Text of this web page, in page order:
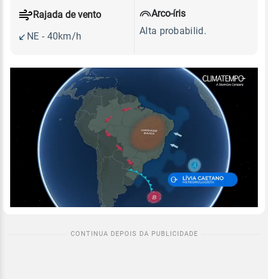
Rajada de vento
NE - 40km/h
Arco-íris
Alta probabilid.